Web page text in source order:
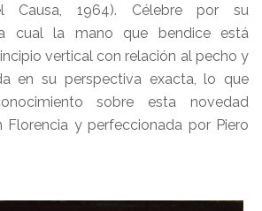
Causa, 1964). Célebre por su
cual la mano que bendice está
vertical con relación al pecho y
en su perspectiva exacta, lo que
sobre esta novedad
Florencia y perfeccionada por Piero